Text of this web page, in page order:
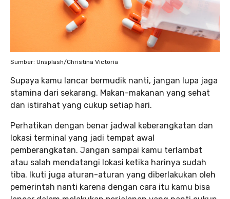
Sumber: Unsplash/Christina Victoria
Supaya kamu lancar bermudik nanti, jangan lupa jaga
stamina dari sekarang. Makan-makanan yang sehat
dan istirahat yang cukup setiap hari.
Perhatikan dengan benar jadwal keberangkatan dan
lokasi terminal yang jadi tempat awal
pemberangkatan. Jangan sampai kamu terlambat
atau salah mendatangi lokasi ketika harinya sudah
tiba. Ikuti juga aturan-aturan yang diberlakukan oleh
pemerintah nanti karena dengan cara itu kamu bisa